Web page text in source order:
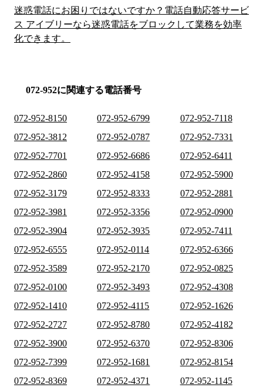
迷惑電話にお困りではないですか？電話自動応答サービ
ス アイブリーなら迷惑電話をブロックして業務を効率
化できます。
072-952に関連する電話番号
072-952-8150 072-952-6799
072-952-7118
072-952-3812
072-952-0787
072-952-7331
072-952-7701
072-952-6686
072-952-6411
072-952-2860
072-952-4158
072-952-5900
072-952-3179
072-952-8333
072-952-2881
072-952-3981
072-952-3356
072-952-0900
072-952-3904
072-952-3935
072-952-7411
072-952-6555
072-952-0114
072-952-6366
072-952-3589
072-952-2170
072-952-0825
072-952-0100
072-952-3493
072-952-4308
072-952-1410
072-952-4115
072-952-1626
072-952-2727
072-952-8780
072-952-4182
072-952-3900
072-952-6370
072-952-8306
072-952-7399
072-952-1681
072-952-8154
072-952-8369
072-952-4371
072-952-1145